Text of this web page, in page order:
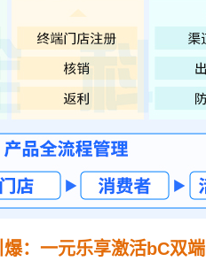
爆：一元乐享激活bC双端